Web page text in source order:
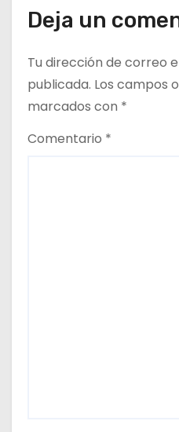
e
t
r
a
Deja un
Tu dirección de correo
publicada. Los campos
marcados con *
Comentario *